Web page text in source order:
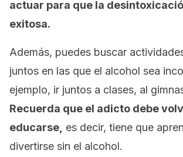
actuar para que la
exitosa.
Además, puedes buscar
juntos en las que el alcohol sea
ejemplo, ir juntos a clases, al
Recuerda que el adicto debe
educarse, es decir, tiene que
divertirse sin el alcohol.